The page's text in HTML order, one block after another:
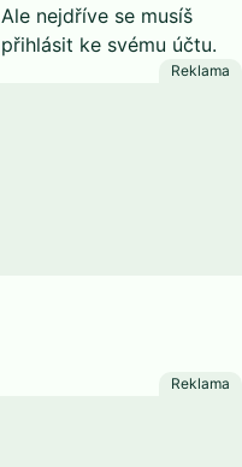
Ale nejdříve se musíš
přihlásit ke svému účtu.